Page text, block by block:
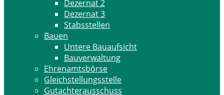
Dezernat 2
Dezernat 3
Stabsstellen
Bauen
Untere Bauaufsicht
Bauverwaltung
Ehrenamtsbörse
Gleichstellungsstelle
Gutachterausschuss